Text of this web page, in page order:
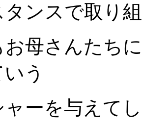
タンスで取り
お母さんたち
う
ャーを与えて